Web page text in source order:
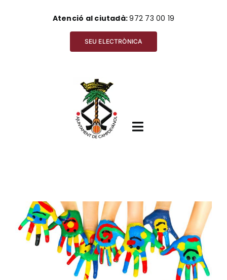
Atenció al ciutadà:972 73 00 19
SEU ELECTRÒNICA
Toggle
Ajuntament
View
Larger
Image